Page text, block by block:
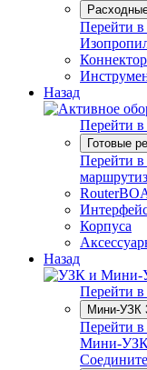
Перейти
Назад
Перейти
Готовые
Перейти
Корпуса
Назад
Перейти
Мини-УЗК
Перейти
Мини-УЗК